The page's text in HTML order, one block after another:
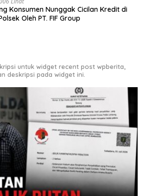
Konsumen Nunggak Cicilan Kredit di
Oleh PT. FIF Group
untuk widget recent post wpberita,
deskripsi pada widget ini.